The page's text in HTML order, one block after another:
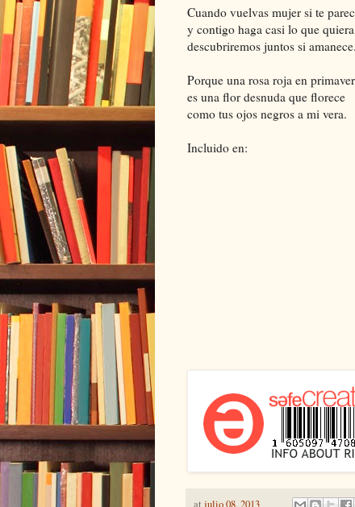
Cuando vuelvas mujer si te
y contigo haga casi lo que
descubriremos juntos si amanece.
Porque una rosa roja en
es una flor desnuda que florece
como tus ojos negros a mi vera.
Incluido en:
at julio 08, 2013